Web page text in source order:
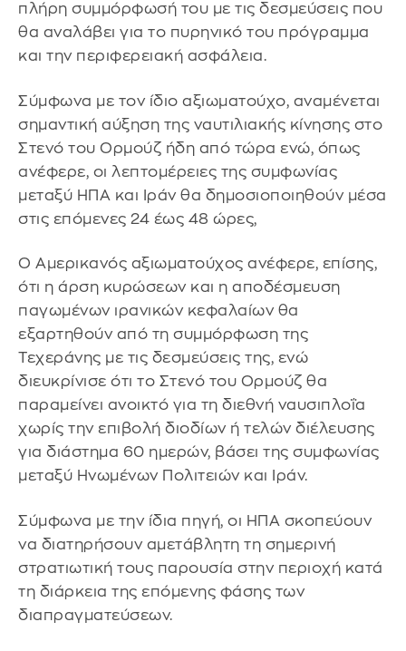
πλήρη συμμόρφωσή του με τις δεσμεύσεις που
θα αναλάβει για το πυρηνικό του πρόγραμμα
και την περιφερειακή ασφάλεια.
Σύμφωνα με τον ίδιο αξιωματούχο, αναμένεται
σημαντική αύξηση της ναυτιλιακής κίνησης στο
Στενό του Ορμούζ ήδη από τώρα ενώ, όπως
ανέφερε, οι λεπτομέρειες της συμφωνίας
μεταξύ ΗΠΑ και Ιράν θα δημοσιοποιηθούν μέσα
στις επόμενες 24 έως 48 ώρες,
Ο Αμερικανός αξιωματούχος ανέφερε, επίσης,
ότι η άρση κυρώσεων και η αποδέσμευση
παγωμένων ιρανικών κεφαλαίων θα
εξαρτηθούν από τη συμμόρφωση της
Τεχεράνης με τις δεσμεύσεις της, ενώ
διευκρίνισε ότι το Στενό του Ορμούζ θα
παραμείνει ανοικτό για τη διεθνή ναυσιπλοΐα
χωρίς την επιβολή διοδίων ή τελών διέλευσης
για διάστημα 60 ημερών, βάσει της συμφωνίας
μεταξύ Ηνωμένων Πολιτειών και Ιράν.
Σύμφωνα με την ίδια πηγή, οι ΗΠΑ σκοπεύουν
να διατηρήσουν αμετάβλητη τη σημερινή
στρατιωτική τους παρουσία στην περιοχή κατά
τη διάρκεια της επόμενης φάσης των
διαπραγματεύσεων.